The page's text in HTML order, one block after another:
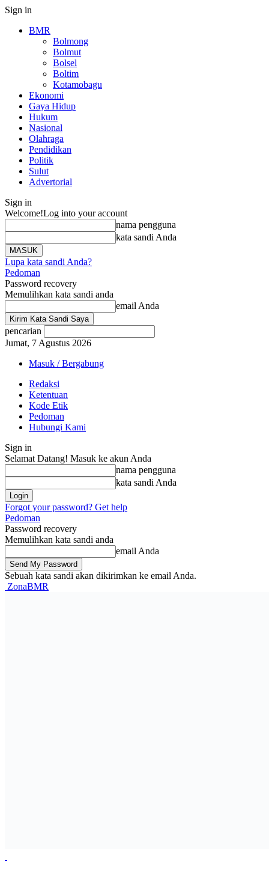
Sign in
BMR
Bolmong
Bolmut
Bolsel
Boltim
Kotamobagu
Ekonomi
Gaya Hidup
Hukum
Nasional
Olahraga
Pendidikan
Politik
Sulut
Advertorial
Sign in
Welcome!Log into your account
nama pengguna
kata sandi Anda
Lupa kata sandi Anda?
Pedoman
Password recovery
Memulihkan kata sandi anda
email Anda
pencarian
Jumat, 7 Agustus 2026
Masuk / Bergabung
Redaksi
Ketentuan
Kode Etik
Pedoman
Hubungi Kami
Sign in
Selamat Datang! Masuk ke akun Anda
nama pengguna
kata sandi Anda
Forgot your password? Get help
Pedoman
Password recovery
Memulihkan kata sandi anda
email Anda
Sebuah kata sandi akan dikirimkan ke email Anda.
ZonaBMR